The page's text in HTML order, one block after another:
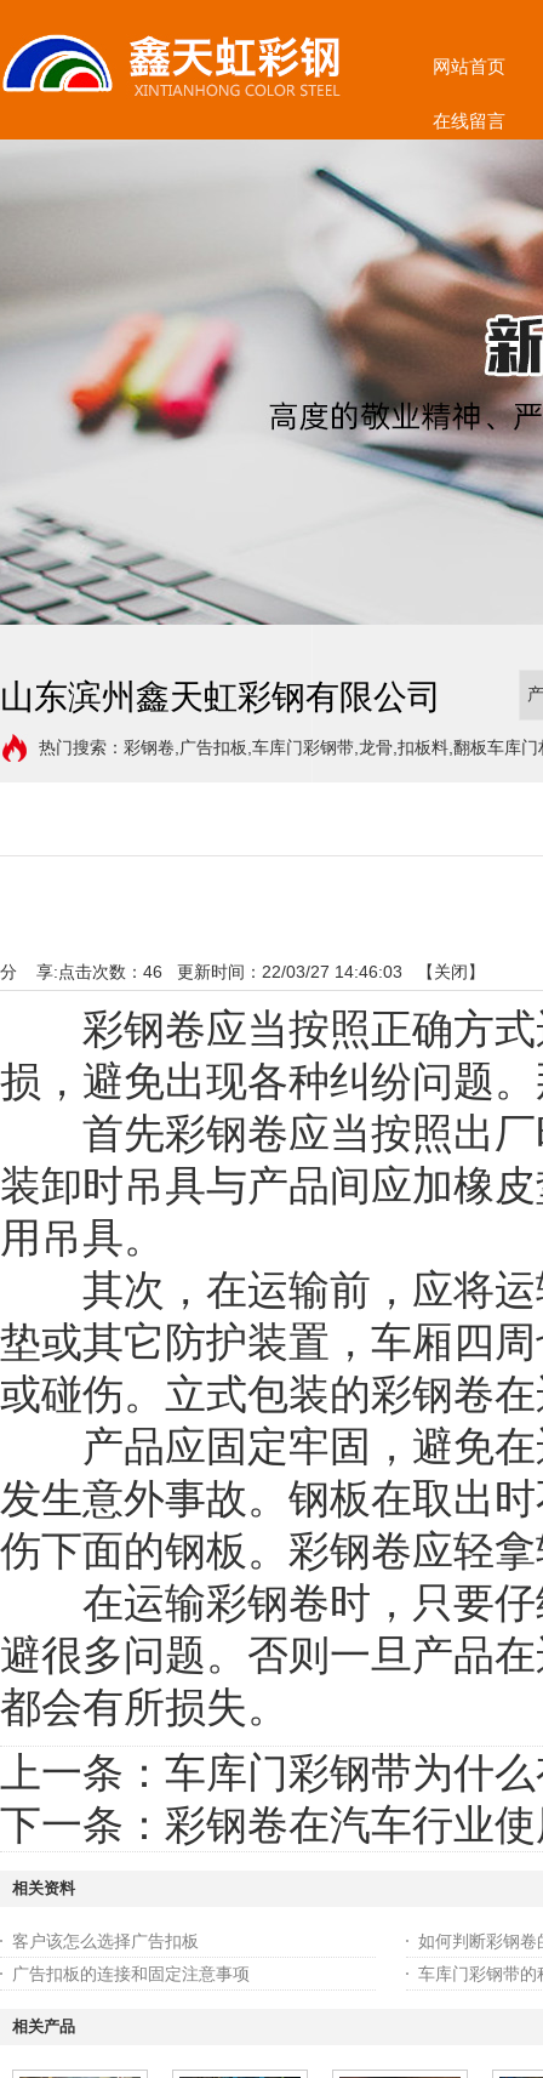
网站首页
在线留言
山东滨州鑫天虹彩钢有限公司
热门搜索：彩钢卷,广告扣板,车库门彩钢带,龙骨,扣板料,翻板车库
点击次数： 46 更新时间：22/03/27 14:46:03 【关闭】
分 享:
彩钢卷应当按照正确方式
损，避免出现各种纠纷问题
首先彩钢卷应当按照出厂
装卸时吊具与产品间应加橡
用吊具。
其次，在运输前，应将运
垫或其它防护装置，车厢四
或碰伤。立式包装的彩钢卷
产品应固定牢固，避免在
发生意外事故。钢板在取出
伤下面的钢板。彩钢卷应轻
在运输彩钢卷时，只要仔
避很多问题。否则一旦产品
都会有所损失。
上一条： 车库门彩钢带为什
下一条： 彩钢卷在汽车行业
相关资料
客户该怎么选择广告扣板
如何判断彩钢卷
广告扣板的连接和固定注意事项
车库门彩钢带的
相关产品